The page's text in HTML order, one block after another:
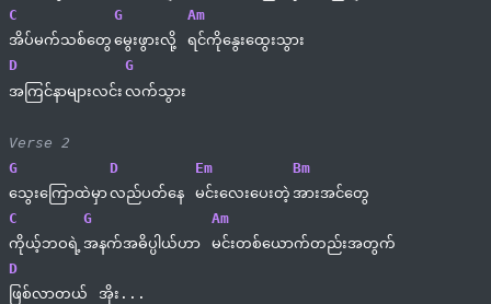
C
အိပ်မက်သစ်တွေ
G
မွေးဖွားလို့
Am
ရင်ကိုနွေးထွေးသွား
D
အကြင်နာများလင်း
G
လက်သွား
Verse 2
G
သွေးကြောထဲမှာ
D
လည်ပတ်နေ
Em
မင်းလေးပေးတဲ့
Bm
အားအင်တွေ
C
ကိုယ့်ဘဝရဲ့
G
အနက်အဓိပ္ပါယ်ဟာ
Am
မင်းတစ်ယောက်တည်းအတွက်
D
ဖြစ်လာတယ်
အိုး...